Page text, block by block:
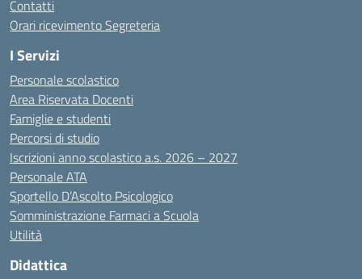
Contatti
Orari ricevimento Segreteria
I Servizi
Personale scolastico
Area Riservata Docenti
Famiglie e studenti
Percorsi di studio
Iscrizioni anno scolastico a.s. 2026 – 2027
Personale ATA
Sportello D’Ascolto Psicologico
Somministrazione Farmaci a Scuola
Utilità
Didattica